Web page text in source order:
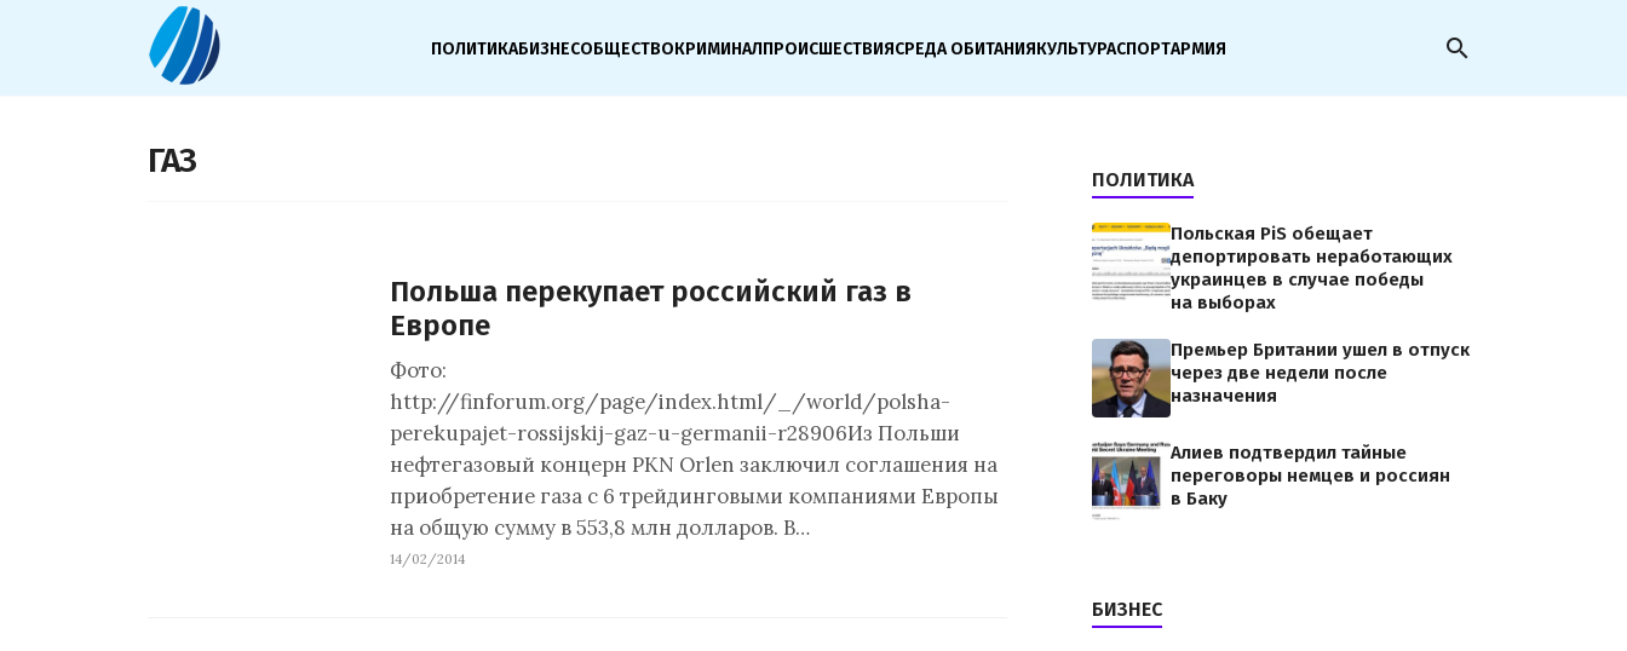
ПОЛИТИКАБИЗНЕСОБЩЕСТВОКРИМИНАЛПРОИСШЕСТВИЯСРЕДА ОБИТАНИЯКУЛЬТУРАСПОРТАРМИЯ search
ГАЗ
Польша перекупает российский газ в
Европе
Фото:
http://finforum.org/page/index.html/_/world/polsha-
perekupajet-rossijskij-gaz-u-germanii-r28906Из Польши
нефтегазовый концерн PKN Orlen заключил соглашения на
приобретение газа с 6 трейдинговыми компаниями Европы
на общую сумму в 553,8 млн долларов. В…
14/02/2014
ПОЛИТИКА
Польская PiS обещает
депортировать неработающих
украинцев в случае победы
на выборах
Премьер Британии ушел в отпуск
через две недели после
назначения
Алиев подтвердил тайные
переговоры немцев и россиян
в Баку
БИЗНЕС